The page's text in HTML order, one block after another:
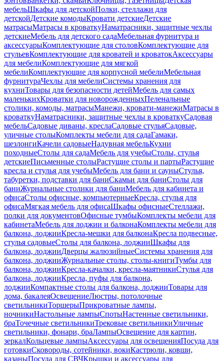
мебельШкафы для детскойПолки, стеллажи для
детскойДетские комодыКровати детскиеДетские
матрасыМатрасы в кроваткуНаматрасники, защитные чехлы
детскиеМебель для детского садаМебельная фурнитура и
аксессуарыКомплектующие для столовКомплектующие для
стульевКомплектующие для кроватей и кроватокАксессуары
для мебелиКомплектующие для мягкой
мебелиКомплектующие для корпусной мебелиМебельная
фурнитураЧехлы для мебелиСистемы хранения для
кухниТовары для безопасности детейМебель для самых
маленькихКроватки для новорожденныхПеленальные
столики, комоды, матрасыМанежи, кровати-манежиМатрасы в
кроваткуНаматрасники, защитные чехлы в кроваткуСадовая
мебельСадовые диваны, креслаСадовые стульяСадовые,
уличные столыКомплекты мебели для садаГамаки,
шезлонгиКачели садовыеНадувная мебельКухни
походныеСтолы для садаМебель для учебыСтолы, стулья
детскиеПисьменные столыРастущие столы и партыРастущие
кресла и стулья для учебыМебель для бани и сауныСтулья,
табуретки, подставки для баниСкамьи для баниСтолы для
баниЖурнальные столики для баниМебель для кабинета и
офисаСтолы офисные, компьютерныеКресла, стулья для
офисаМягкая мебель для офисаШкафы офисныеСтеллажи,
полки для документовОфисные тумбыКомплекты мебели для
кабинетаМебель для лоджии и балконаКомплекты мебели для
балкона, лоджииКресла-мешки для балконаКресла подвесные,
стулья садовыеСтолы для балкона, лоджииШкафы для
балкона, лоджииДверцы жалюзийныеСистемы хранения для
балкона, лоджииЖурнальные столы, столы-книгиТумбы для
балкона, лоджииКресла-качалки, кресла-маятникиСтулья для
балкона, лоджииКресла, пуфы для балкона,
лоджииКомпактные столы для балкона, лоджииТовары для
дома, бакалеяОсвещениеЛюстры, потолочные
светильникиТоршерыПрикроватные лампы,
ночникиНастольные лампыСпотыНастенные светильники,
браТочечные светильникиТрековые светильникиУличные
светильники, фонари, браЛампыОсвещение для картин,
зеркалКольцевые лампыАксессуары для освещенияПосуда для
готовкиСковороды, сотейники, вокиКастрюли, ковши,
казаныПосуда для СВЧКрышки и аксессуары для